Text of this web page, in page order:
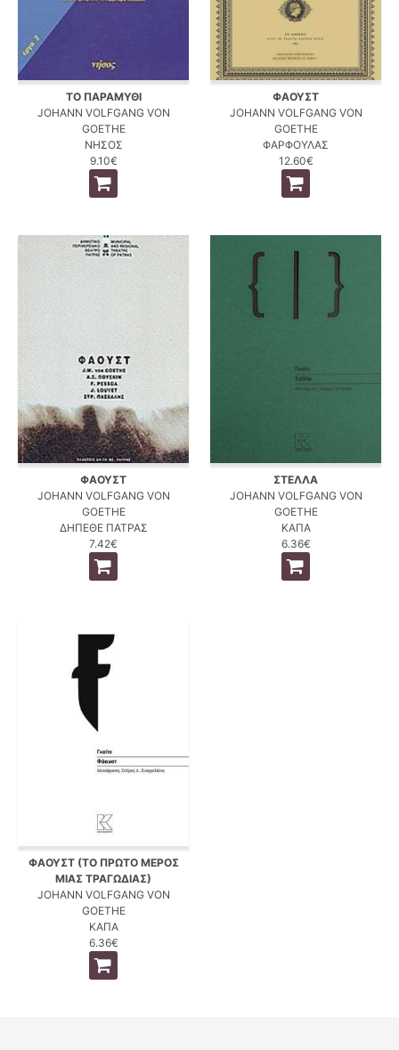
ΤΟ ΠΑΡΑΜΥΘΙ
JOHANN VOLFGANG VON
GOETHE
ΝΗΣΟΣ
9.10€
ΦΑΟΥΣΤ
JOHANN VOLFGANG VON
GOETHE
ΦΑΡΦΟΥΛΑΣ
12.60€
ΦΑΟΥΣΤ
JOHANN VOLFGANG VON
GOETHE
ΔΗΠΕΘΕ ΠΑΤΡΑΣ
7.42€
ΣΤΕΛΛΑ
JOHANN VOLFGANG VON
GOETHE
ΚΑΠΑ
6.36€
ΦΑΟΥΣΤ (ΤΟ ΠΡΩΤΟ ΜΕΡΟΣ
ΜΙΑΣ ΤΡΑΓΩΔΙΑΣ)
JOHANN VOLFGANG VON
GOETHE
ΚΑΠΑ
6.36€